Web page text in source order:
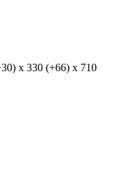
x 330 (+66) x 710